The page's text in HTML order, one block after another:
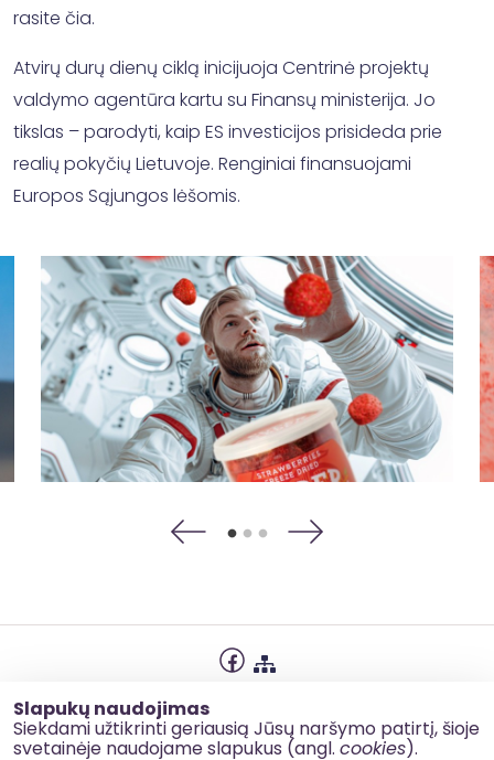
Slapukų naudojimas
Siekdami užtikrinti geriausią Jūsų naršymo patirtį, šioje
svetainėje naudojame slapukus (angl. cookies).
rasite čia.
Atvirų durų dienų ciklą inicijuoja Centrinė projektų
valdymo agentūra kartu su Finansų ministerija. Jo
tikslas – parodyti, kaip ES investicijos prisideda prie
realių pokyčių Lietuvoje. Renginiai finansuojami
Europos Sąjungos lėšomis.
Slapukų naudojimas